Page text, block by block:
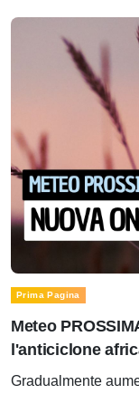
Prima Pagina
Meteo
l'anticiclone
Gradualmente